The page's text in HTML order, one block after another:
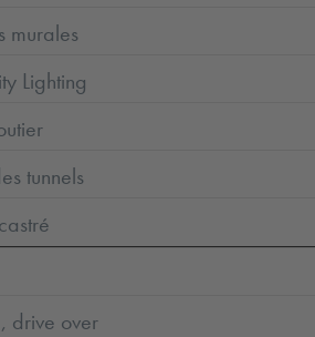
murales
Lighting
tunnels
drive over